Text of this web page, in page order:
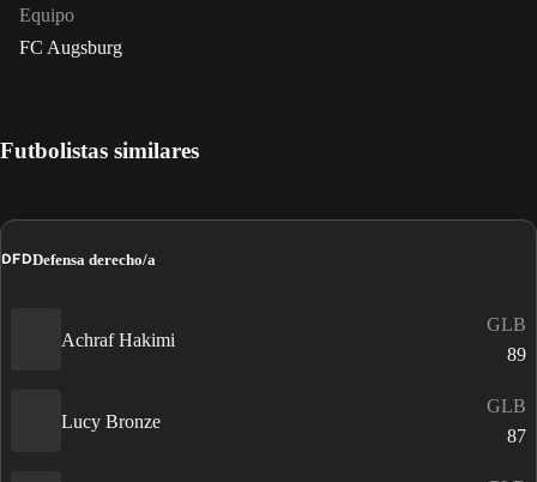
Equipo
FC Augsburg
Futbolistas similares
DFDDefensa derecho/a
Achraf Hakimi
GLB
89
Lucy Bronze
GLB
87